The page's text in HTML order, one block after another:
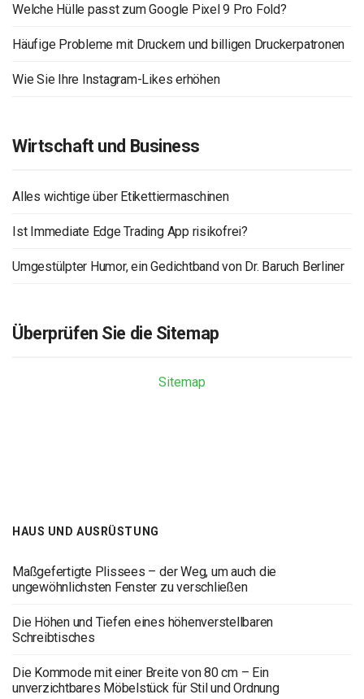
Welche Hülle passt zum Google Pixel 9 Pro Fold?
Häufige Probleme mit Druckern und billigen Druckerpatronen
Wie Sie Ihre Instagram-Likes erhöhen
Wirtschaft und Business
Alles wichtige über Etikettiermaschinen
Ist Immediate Edge Trading App risikofrei?
Umgestülpter Humor, ein Gedichtband von Dr. Baruch Berliner
Überprüfen Sie die Sitemap
Sitemap
HAUS UND AUSRÜSTUNG
Maßgefertigte Plissees – der Weg, um auch die
ungewöhnlichsten Fenster zu verschließen
Die Höhen und Tiefen eines höhenverstellbaren
Schreibtisches
Die Kommode mit einer Breite von 80 cm – Ein
unverzichtbares Möbelstück für Stil und Ordnung